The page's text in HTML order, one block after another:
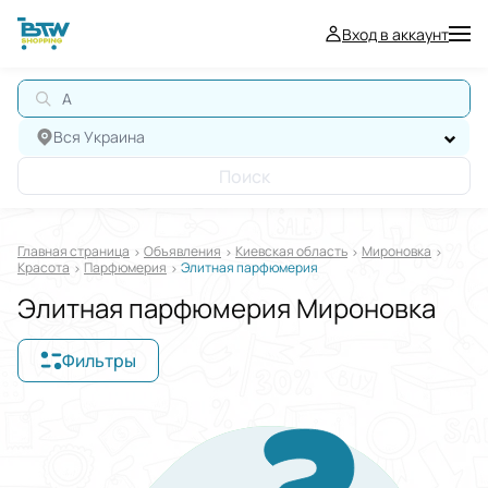
Вход в аккаунт
А
Вся Украина
Поиск
Главная страница Oбъявления Киевская область
Мироновка
Красота
Парфюмерия Элитная парфюмерия
Элитная парфюмерия Мироновка
Фильтры